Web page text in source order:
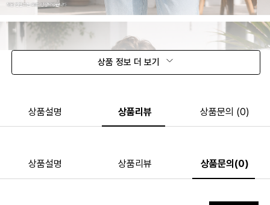
상품 정보 더 보기
상품설명 상품리뷰 상품문의 (0)
상품설명 상품리뷰 상품문의(0)